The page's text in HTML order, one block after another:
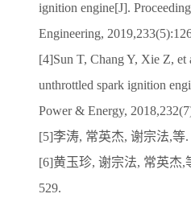
ignition engine[J].
Engineering,
[4]Sun T, Chang Y, Xie Z, et
unthrottled spark ignition
Power & Energy,
[5]李涛, 常英杰, 谢宗法,等
[6]黄玉珍, 谢宗法, 常英杰,
529.